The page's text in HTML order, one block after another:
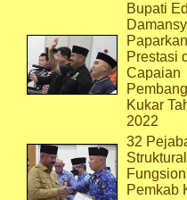
Bupati
Paparkan
Prestasi
Capaian
Kukar
2022
32
Pemkab